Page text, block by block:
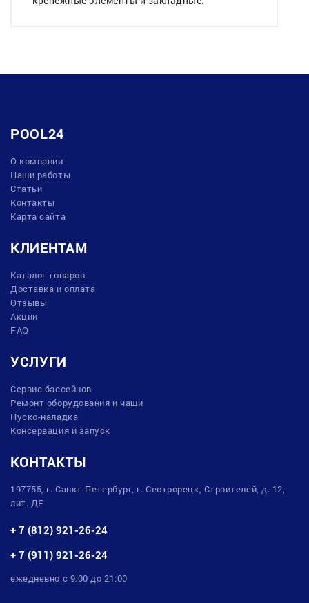
POOL24
О компании
Наши работы
Статьи
Контакты
Карта сайта
КЛИЕНТАМ
Каталог товаров
Доставка и оплата
Отзывы
Акции
FAQ
УСЛУГИ
Сервис бассейнов
Ремонт оборудования и чаши
Пуско-наладка
Консервация и запуск
КОНТАКТЫ
197755, г. Санкт-Петербург, г. Сестрорецк, Строителей, д. 12,
лит. ДЕ
+ 7 (812) 921-26-24
+ 7 (911) 921-26-24
ежедневно с 9:00 до 21:00